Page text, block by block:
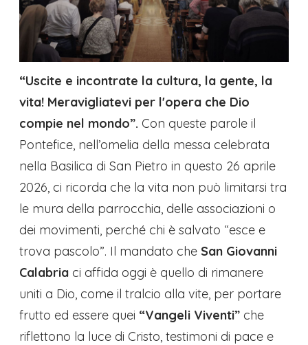
“Uscite e incontrate la cultura, la gente, la
vita! Meravigliatevi per l'opera che Dio
compie nel mondo”. Con queste parole il
Pontefice, nell’omelia della messa celebrata
nella Basilica di San Pietro in questo 26 aprile
2026, ci ricorda che la vita non può limitarsi tra
le mura della parrocchia, delle associazioni o
dei movimenti, perché chi è salvato “esce e
trova pascolo”. Il mandato che San Giovanni
Calabriaci affida oggi è quello di rimanere
uniti a Dio, come il tralcio alla vite, per portare
frutto ed essere quei “Vangeli Viventi”che
riflettono la luce di Cristo, testimoni di pace e